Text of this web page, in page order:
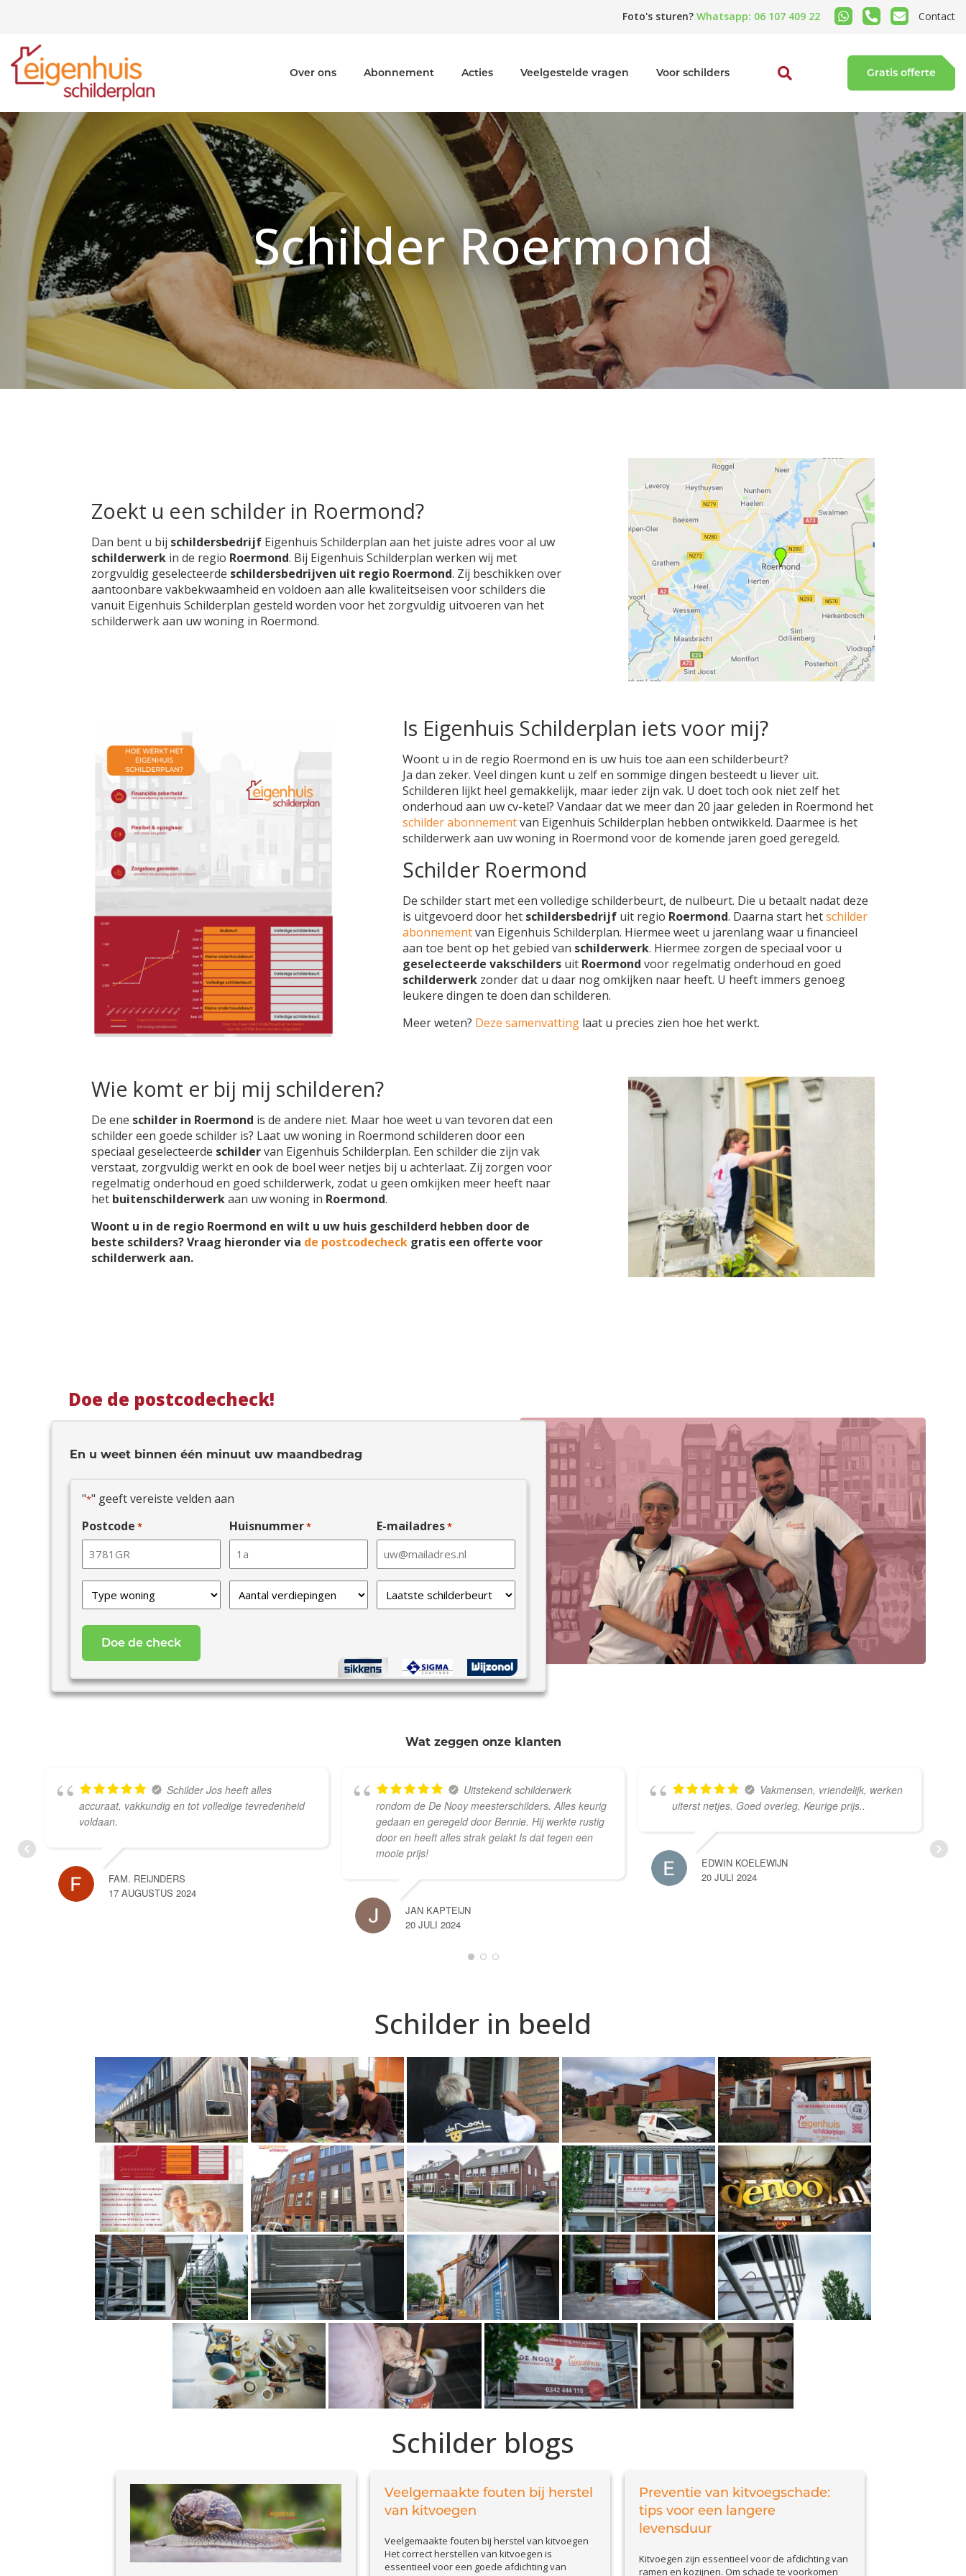
Foto's sturen? Whatsapp: 06 107 409 22 Contact
Over ons Abonnement Acties Veelgestelde vragen Voor schilders Gratis offerte
Schilder Roermond
Zoekt u een schilder in Roermond?
Dan bent u bij schildersbedrijf Eigenhuis Schilderplan aan het juiste adres voor al uw
schilderwerk in de regio Roermond. Bij Eigenhuis Schilderplan werken wij met
zorgvuldig geselecteerde schildersbedrijven uit regio Roermond. Zij beschikken over
aantoonbare vakbekwaamheid en voldoen aan alle kwaliteitseisen voor schilders die
vanuit Eigenhuis Schilderplan gesteld worden voor het zorgvuldig uitvoeren van het
schilderwerk aan uw woning in Roermond.
Is Eigenhuis Schilderplan iets voor mij?
Woont u in de regio Roermond en is uw huis toe aan een schilderbeurt?
Ja dan zeker. Veel dingen kunt u zelf en sommige dingen besteedt u liever uit.
Schilderen lijkt heel gemakkelijk, maar ieder zijn vak. U doet toch ook niet zelf het
onderhoud aan uw cv-ketel? Vandaar dat we meer dan 20 jaar geleden in Roermond het
schilder abonnementvan Eigenhuis Schilderplan hebben ontwikkeld. Daarmee is het
schilderwerk aan uw woning in Roermond voor de komende jaren goed geregeld.
Schilder Roermond
De schilder start met een volledige schilderbeurt, de nulbeurt. Die u betaalt nadat deze
is uitgevoerd door het schildersbedrijf uit regio Roermond. Daarna start hetschilder
abonnementvan Eigenhuis Schilderplan. Hiermee weet u jarenlang waar u financieel
aan toe bent op het gebied van schilderwerk. Hiermee zorgen de speciaal voor u
geselecteerde vakschilders uit Roermondvoor regelmatig onderhoud en goed
schilderwerk zonder dat u daar nog omkijken naar heeft. U heeft immers genoeg
leukere dingen te doen dan schilderen.
Meer weten? Deze samenvatting laat u precies zien hoe het werkt.
Wie komt er bij mij schilderen?
De ene schilder in Roermond is de andere niet. Maar hoe weet u van tevoren dat een
schilder een goede schilder is? Laat uw woning in Roermond schilderen door een
speciaal geselecteerde schildervan Eigenhuis Schilderplan. Een schilder die zijn vak
verstaat, zorgvuldig werkt en ook de boel weer netjes bij u achterlaat. Zij zorgen voor
regelmatig onderhoud en goed schilderwerk, zodat u geen omkijken meer heeft naar
het buitenschilderwerkaan uw woning in Roermond.
Woont u in de regio Roermond en wilt u uw huis geschilderd hebben door de
beste schilders? Vraag hieronder via de postcodecheck gratis een offerte voor
schilderwerk aan.
Doe de postcodecheck!
En u weet binnen één minuut uw maandbedrag
"*" geeft vereiste velden aan
Postcode * Huisnummer* E-mailadres*
van
woning
Verdiepingen
schilderbeurt
Wat zeggen onze klanten
Schilder Jos heeft alles
accuraat, vakkundig en tot volledige tevredenheid
voldaan.
FAM. REIJNDERS
17 AUGUSTUS 2024
Uitstekend schilderwerk
rondom de De Nooy meesterschilders. Alles keurig
gedaan en geregeld door Bennie. Hij werkte rustig
door en heeft alles strak gelakt Is dat tegen een
mooie prijs!
JAN KAPTEIJN
20 JULI 2024
Vakmensen, vriendelijk, werken
uiterst netjes. Goed overleg, Keurige prijs..
EDWIN KOELEWIJN
20 JULI 2024
Schilder in beeld
Schilder blogs
Veelgemaakte fouten bij herstel
van kitvoegen
Veelgemaakte fouten bij herstel van kitvoegen
Het correct herstellen van kitvoegen is
essentieel voor een goede afdichting van
Preventie van kitvoegschade:
tips voor een langere
levensduur
Kitvoegen zijn essentieel voor de afdichting van
ramen en kozijnen. Om schade te voorkomen